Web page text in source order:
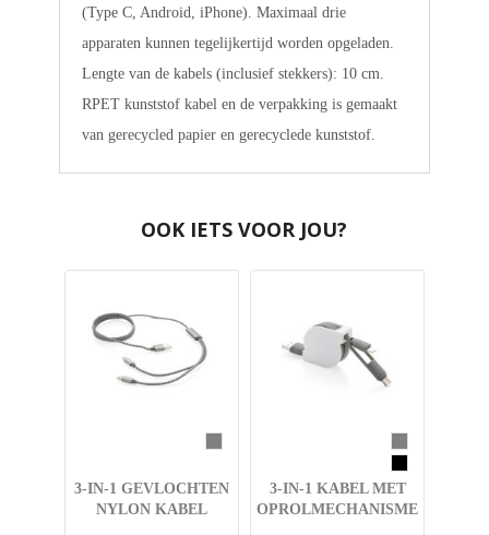
(Type C, Android, iPhone). Maximaal drie
apparaten kunnen tegelijkertijd worden opgeladen.
Lengte van de kabels (inclusief stekkers): 10 cm.
RPET kunststof kabel en de verpakking is gemaakt
van gerecycled papier en gerecyclede kunststof.
OOK IETS VOOR JOU?
3-IN-1 GEVLOCHTEN
NYLON KABEL
3-IN-1 KABEL MET
OPROLMECHANISME